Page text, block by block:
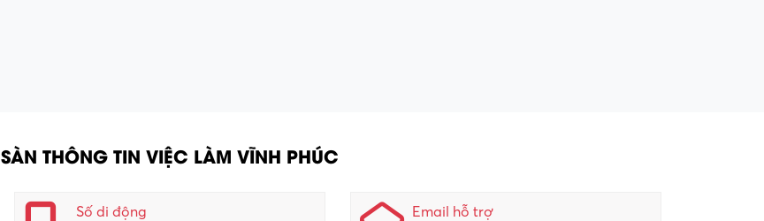
SÀN THÔNG TIN VIỆC LÀM VĨNH PHÚC
Số di động Email hỗ trợ